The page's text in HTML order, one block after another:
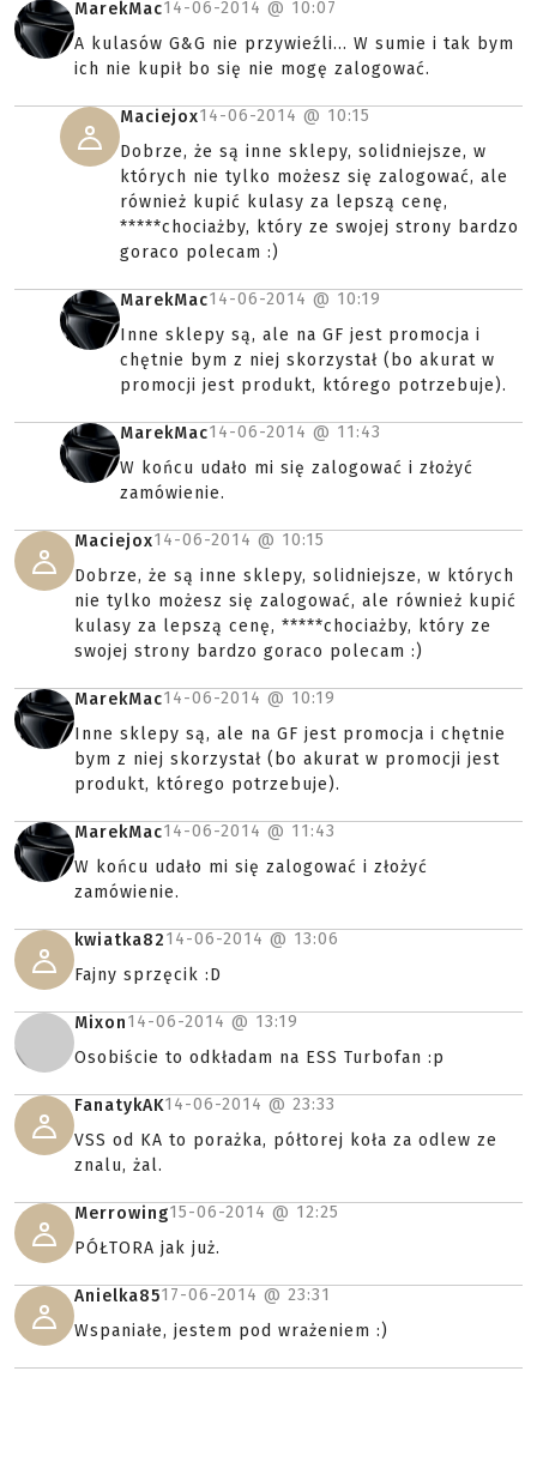
MarekMac14-06-2014 @ 10:07
A kulasów G&G nie przywieźli... W sumie i tak bym
ich nie kupił bo się nie mogę zalogować.
Maciejox14-06-2014 @ 10:15
Dobrze, że są inne sklepy, solidniejsze, w
których nie tylko możesz się zalogować, ale
również kupić kulasy za lepszą cenę,
*****chociażby, który ze swojej strony bardzo
goraco polecam :)
MarekMac14-06-2014 @ 10:19
Inne sklepy są, ale na GF jest promocja i
chętnie bym z niej skorzystał (bo akurat w
promocji jest produkt, którego potrzebuje).
MarekMac14-06-2014 @ 11:43
W końcu udało mi się zalogować i złożyć
zamówienie.
Maciejox14-06-2014 @ 10:15
Dobrze, że są inne sklepy, solidniejsze, w których
nie tylko możesz się zalogować, ale również kupić
kulasy za lepszą cenę, *****chociażby, który ze
swojej strony bardzo goraco polecam :)
MarekMac14-06-2014 @ 10:19
Inne sklepy są, ale na GF jest promocja i chętnie
bym z niej skorzystał (bo akurat w promocji jest
produkt, którego potrzebuje).
MarekMac14-06-2014 @ 11:43
W końcu udało mi się zalogować i złożyć
zamówienie.
kwiatka8214-06-2014 @ 13:06
Fajny sprzęcik :D
Mixon14-06-2014 @ 13:19
Osobiście to odkładam na ESS Turbofan :p
FanatykAK14-06-2014 @ 23:33
VSS od KA to porażka, półtorej koła za odlew ze
znalu, żal.
Merrowing15-06-2014 @ 12:25
PÓŁTORA jak już.
Anielka8517-06-2014 @ 23:31
Wspaniałe, jestem pod wrażeniem :)